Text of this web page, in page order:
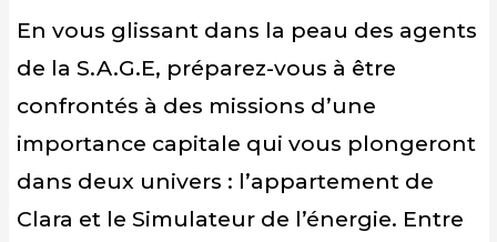
En vous glissant dans la peau des agents
de la S.A.G.E, préparez-vous à être
confrontés à des missions d’une
importance capitale qui vous plongeront
dans deux univers : l’appartement de
Clara et le Simulateur de l’énergie. Entre